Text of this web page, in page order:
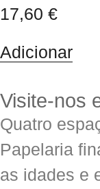
17,60 €
Adicionar
Visite-nos
Quatro
Papelaria
as idades e